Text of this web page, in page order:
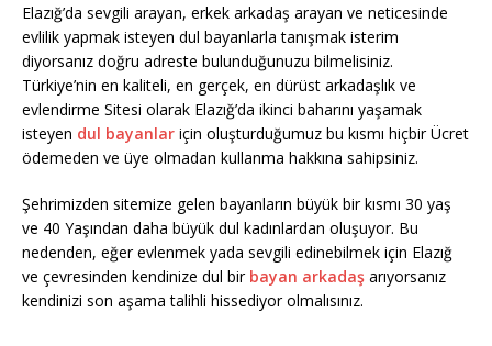
Elazığ’da sevgili arayan, erkek arkadaş arayan ve neticesinde
evlilik yapmak isteyen dul bayanlarla tanışmak isterim
diyorsanız doğru adreste bulunduğunuzu bilmelisiniz.
Türkiye’nin en kaliteli, en gerçek, en dürüst arkadaşlık ve
evlendirme Sitesi olarak Elazığ’da ikinci baharını yaşamak
isteyen dul bayanlar için oluşturduğumuz bu kısmı hiçbir Ücret
ödemeden ve üye olmadan kullanma hakkına sahipsiniz.
Şehrimizden sitemize gelen bayanların büyük bir kısmı 30 yaş
ve 40 Yaşından daha büyük dul kadınlardan oluşuyor. Bu
nedenden, eğer evlenmek yada sevgili edinebilmek için Elazığ
ve çevresinden kendinize dul bir bayan arkadaş arıyorsanız
kendinizi son aşama talihli hissediyor olmalısınız.